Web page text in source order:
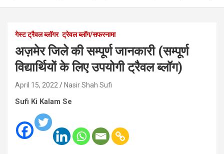
गेस्ट ट्रैवल ब्लॉगर ट्रेवल ब्लॉग/सफरनामा
अज़मेर जिले की सम्पूर्ण जानकारी (सम्पूर्ण
विद्यार्थियों के लिए उपयोगी ट्रैवल ब्लॉग)
April 15, 2022 Nasir Shah Sufi
Sufi Ki Kalam Se